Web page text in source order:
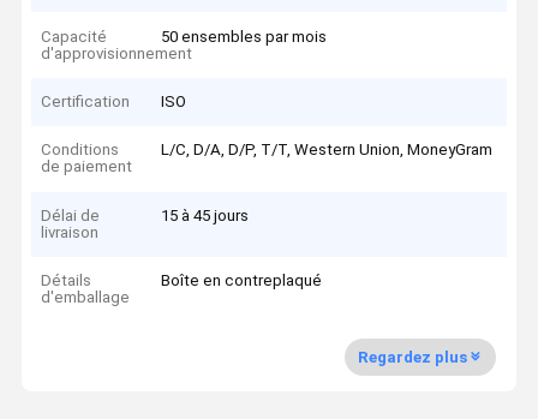
Capacité
d'approvisionnement
50 ensembles par mois
Certification ISO
Conditions
de paiement
L/C, D/A, D/P, T/T, Western Union, MoneyGram
Délai de
livraison
15 à 45 jours
Détails
d'emballage
Boîte en contreplaqué
Regardez plus